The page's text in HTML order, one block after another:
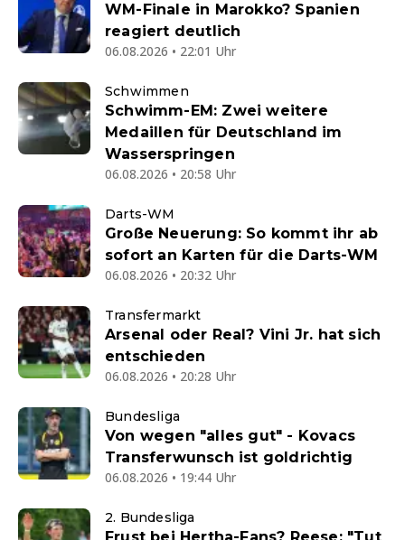
WM-Finale in Marokko? Spanien
reagiert deutlich
06.08.2026 • 22:01 Uhr
Schwimmen
Schwimm-EM: Zwei weitere
Medaillen für Deutschland im
Wasserspringen
06.08.2026 • 20:58 Uhr
Darts-WM
Große Neuerung: So kommt ihr ab
sofort an Karten für die Darts-WM
06.08.2026 • 20:32 Uhr
Transfermarkt
Arsenal oder Real? Vini Jr. hat sich
entschieden
06.08.2026 • 20:28 Uhr
Bundesliga
Von wegen "alles gut" - Kovacs
Transferwunsch ist goldrichtig
06.08.2026 • 19:44 Uhr
2. Bundesliga